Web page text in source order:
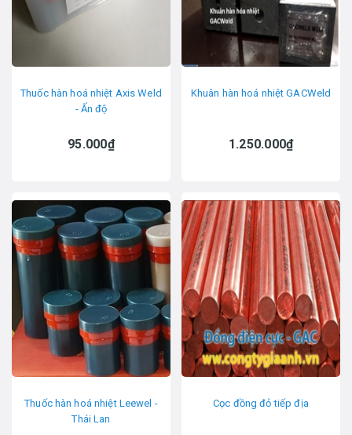
Thuốc hàn hoá nhiệt Axis Weld
- Ấn độ
95.000₫
Khuân hàn hoá nhiệt GACWeld
1.250.000₫
Thuốc hàn hoá nhiệt Leewel -
Thái Lan
Cọc đồng đỏ tiếp địa